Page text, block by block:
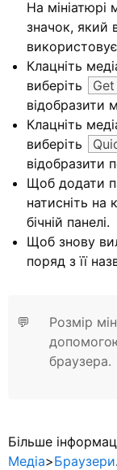
На мініатюрі
значок, який
Клацніть
виберіть
відобразити
Клацніть
виберіть
відобразити
Щоб додати
натисніть на
бічній панелі.
Щоб знову
поряд з її
💬
Розмір
браузера.
Більше
Медіа>Браузери.